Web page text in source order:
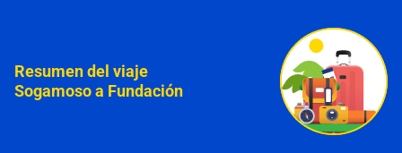
Resumen del viaje
Sogamoso a Fundación